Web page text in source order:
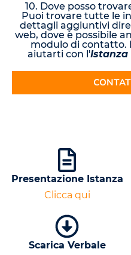
10. Dove posso
Puoi trovare tutte le
dettagli aggiuntivi
web, dove è possibile
modulo di contatto.
aiutarti con l'Istanza
Presentazione Istanza
Clicca qui
Scarica Verbale